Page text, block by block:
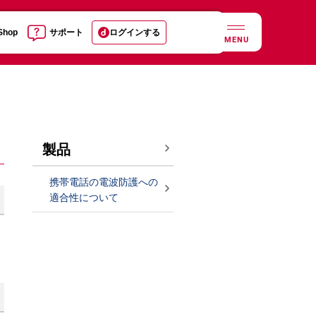
サポート ログインする
MENU
製品
携帯電話の電波防護への
適合性について